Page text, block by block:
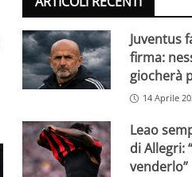
Juventus
firma:
giocherà
14 Aprile
Leao
di Allegri:
venderlo”